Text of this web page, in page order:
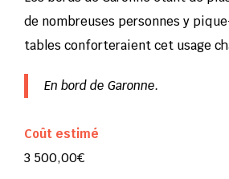
de nombreuses personnes y
tables conforteraient cet usage
En bord de Garonne.
Coût estimé
3 500,00€